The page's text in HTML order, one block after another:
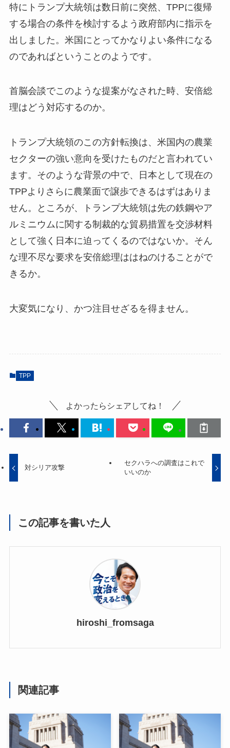
特にトランプ大統領は数日前に突然、TPPに復帰
する場合の条件を検討するよう政府部内に指示を
出しました。米国にとってかなりよい条件になる
のであればということのようです。
首脳会談でこのような提案がなされた時、安倍総
理はどう対応するのか。
トランプ大統領のこの方針転換は、米国内の農業
セクターの強い意向を受けたものだと言われてい
ます。そのような背景の中で、日本として現在の
TPPよりさらに農業面で譲歩できるはずはありま
せん。ところが、トランプ大統領は先の鉄鋼やア
ルミニウムに関する制裁的な貿易措置を交渉材料
として強く日本に迫ってくるのではないか。そん
な理不尽な要求を安倍総理ははねのけることがで
きるか。
大変気になり、かつ注目せざるを得ません。
TPP
よかったらシェアしてね！
対シリア攻撃
セクハラへの調査はこれで
いいのか
この記事を書いた人
hiroshi_fromsaga
関連記事